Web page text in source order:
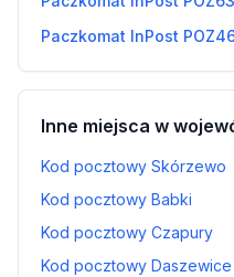
Paczkomat InPost
Inne miejsca w
Kod pocztowy Skórzewo
Kod pocztowy Babki
Kod pocztowy Czapury
Kod pocztowy Daszewice